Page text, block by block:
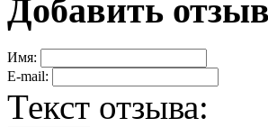
Добавить
Имя:
E-mail:
Текст отзыва: